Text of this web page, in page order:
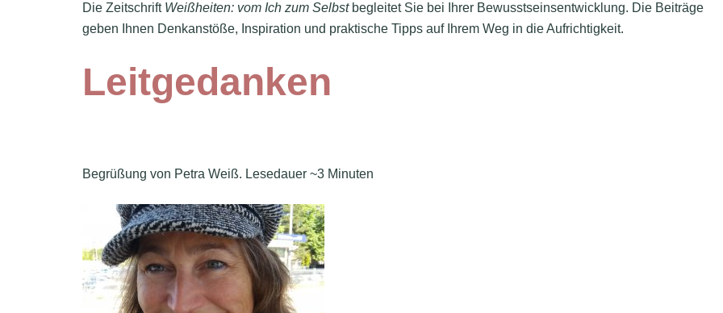
Die Zeitschrift Weißheiten: vom Ich zum Selbstbegleitet Sie bei Ihrer Bewusstseinsentwicklung. Die Beiträge
geben Ihnen Denkanstöße, Inspiration und praktische Tipps auf Ihrem Weg in die Aufrichtigkeit.
Leitgedanken
Begrüßung von Petra Weiß. Lesedauer ~3 Minuten